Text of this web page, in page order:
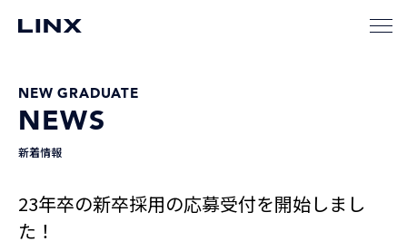
NEW GRADUATE
NEWS
新着情報
23年卒の新卒採用の応募受付を開始しまし
た！